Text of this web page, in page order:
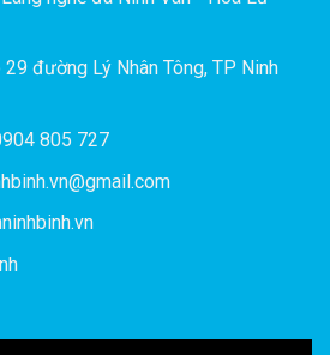
đường Lý Nhân Tông, TP Ninh
805 727